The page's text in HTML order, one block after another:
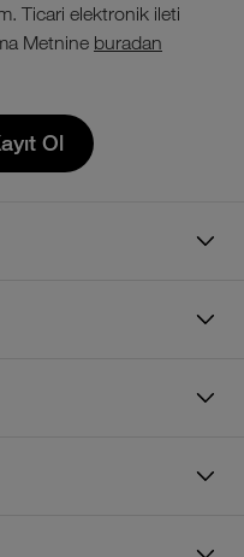
Ticari elektronik ileti
Metnine buradan
Ol